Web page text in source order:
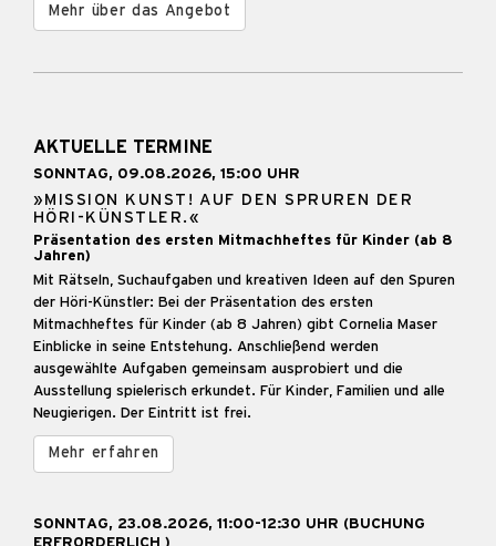
Mehr über das Angebot
AKTUELLE TERMINE
SONNTAG, 09.08.2026, 15:00 UHR
»MISSION KUNST! AUF DEN SPRUREN DER
HÖRI-KÜNSTLER.«
Präsentation des ersten Mitmachheftes für Kinder (ab 8
Jahren)
Mit Rätseln, Suchaufgaben und kreativen Ideen auf den Spuren
der Höri-Künstler: Bei der Präsentation des ersten
Mitmachheftes für Kinder (ab 8 Jahren) gibt Cornelia Maser
Einblicke in seine Entstehung. Anschließend werden
ausgewählte Aufgaben gemeinsam ausprobiert und die
Ausstellung spielerisch erkundet. Für Kinder, Familien und alle
Neugierigen. Der Eintritt ist frei.
Mehr erfahren
SONNTAG, 23.08.2026, 11:00-12:30 UHR (BUCHUNG